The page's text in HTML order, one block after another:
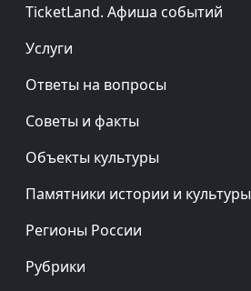
TicketLand. Афиша событий
Услуги
Ответы на вопросы
Советы и факты
Объекты культуры
Памятники истории и культуры
Регионы России
Рубрики